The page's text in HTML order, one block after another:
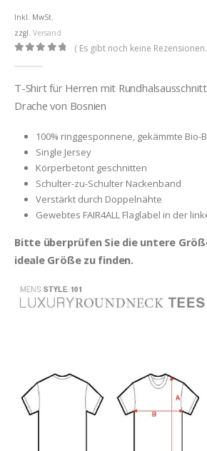
Inkl. MwSt.
zzgl. Versand
( Es gibt noch keine
T-Shirt für Herren mit
Drache von Bosnien
100% ringgesponnene, gekämmte Bio-
Single Jersey
Körperbetont geschnitten
Schulter-zu-Schulter Nackenband
Verstärkt durch Doppelnähte
Gewebtes FAIR4ALL Flaglabel in der
Bitte überprüfen Sie die untere
ideale Größe zu finden.